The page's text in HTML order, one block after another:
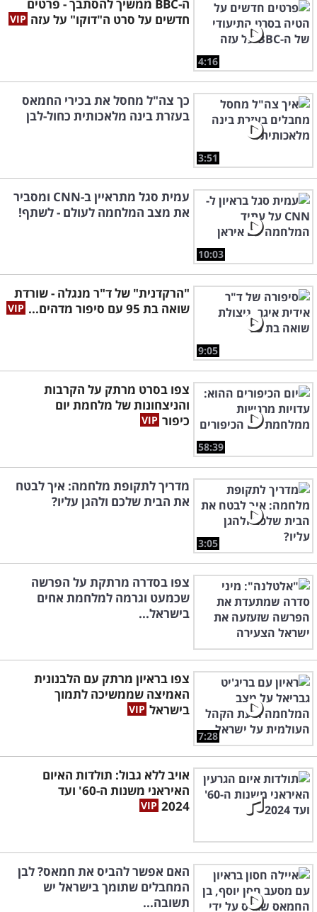
4:16
ה-BBC ממשיך להסתבך - פרטים
חדשים על סרט ה"דוקו" על עזה
3:51
כך צה"ל מחסל את בכירי החמאס
בעזרת בינה מלאכותית כחול-לבן
10:03
עמית סגל מתראיין ב-CNN ומסביר
את מצב המלחמה לעולם - לשתף!
9:05
"הרקדנית" של ד"ר מנגלה - שורדת
שואה בת 95 עם סיפור מדהים...
58:39
צפו בסרט מרתק על הקרבות
והניצחונות של מלחמת יום
כיפור
3:05
מדריך לתקופת מלחמה: איך לבטח
את הבית שלכם ולהגן עליו?
צפו בסדרה מרתקת על הפרשה
שכמעט וגרמה למלחמת אחים
בישראל...
7:28
צפו בראיון מרתק עם הלבנונית
האמיצה שממשיכה לתמוך
בישראל
אויב ללא גבול: תולדות האיום
האיראני משנות ה-60' ועד
2024
האם אפשר להביס את חמאס? לבן
המחבלים שתומך בישראל יש
תשובה...